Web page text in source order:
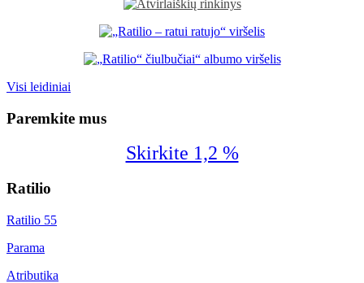
Visi leidiniai
Paremkite mus
Skirkite 1,2 %
Ratilio
Ratilio 55
Parama
Atributika